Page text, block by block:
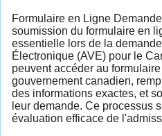
Formulaire en Ligne
soumission du formulaire en
essentielle lors de la
Électronique (AVE) pour le
peuvent accéder au
gouvernement canadien,
des informations exactes, et
leur demande. Ce processus
évaluation efficace de